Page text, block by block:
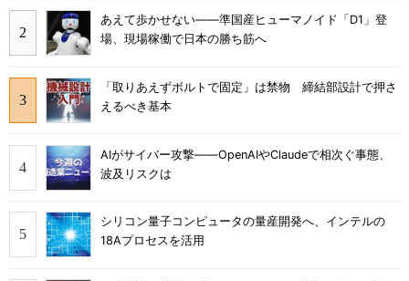
あえて歩かせない――準国産ヒューマノイド「D1」登
場、現場稼働で日本の勝ち筋へ
「取りあえずボルトで固定」は禁物 締結部設計で押さ
えるべき基本
AIがサイバー攻撃――OpenAIやClaudeで相次ぐ事態、
波及リスクは
シリコン量子コンピュータの量産開発へ、インテルの
18Aプロセスを活用